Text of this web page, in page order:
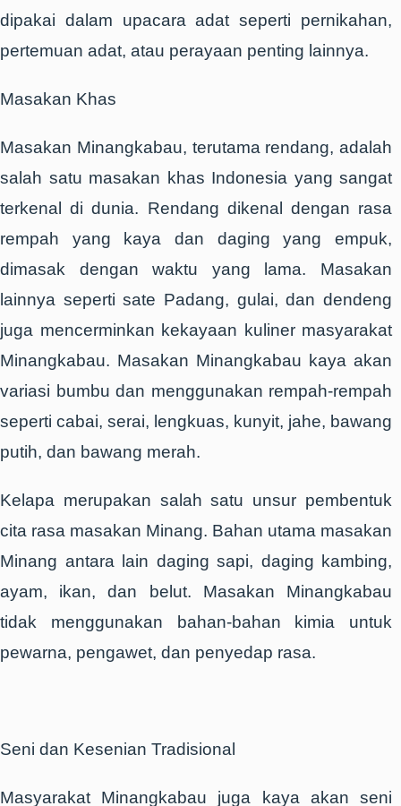
dipakai dalam upacara adat seperti pernikahan,
pertemuan adat, atau perayaan penting lainnya.
Masakan Khas
Masakan Minangkabau, terutama rendang, adalah
salah satu masakan khas Indonesia yang sangat
terkenal di dunia. Rendang dikenal dengan rasa
rempah yang kaya dan daging yang empuk,
dimasak dengan waktu yang lama. Masakan
lainnya seperti sate Padang, gulai, dan dendeng
juga mencerminkan kekayaan kuliner masyarakat
Minangkabau. Masakan Minangkabau kaya akan
variasi bumbu dan menggunakan rempah-rempah
seperti cabai, serai, lengkuas, kunyit, jahe, bawang
putih, dan bawang merah.
Kelapa merupakan salah satu unsur pembentuk
cita rasa masakan Minang. Bahan utama masakan
Minang antara lain daging sapi, daging kambing,
ayam, ikan, dan belut. Masakan Minangkabau
tidak menggunakan bahan-bahan kimia untuk
pewarna, pengawet, dan penyedap rasa.
Seni dan Kesenian Tradisional
Masyarakat Minangkabau juga kaya akan seni